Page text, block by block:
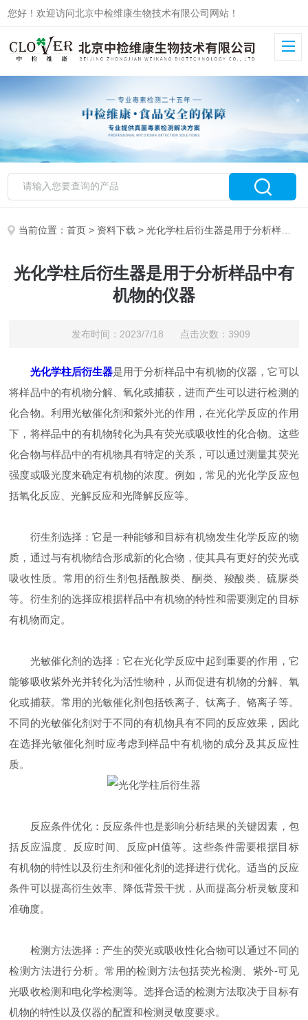
您好！欢迎访问北京中检维康生物技术有限公司网站！
当前位置：首页 > 资料下载 > 光化学柱后衍生器是用于分析样品中有机物的仪器
光化学柱后衍生器是用于分析样品中有
机物的仪器
发布时间：2023/7/18 点击次数：3909
光化学柱后衍生器是用于分析样品中有机物的仪器，它可以
将样品中的有机物分解、氧化或捕获，进而产生可以进行检测的
化合物。利用光敏催化剂和紫外光的作用，在光化学反应的作用
下，将样品中的有机物转化为具有荧光或吸收性的化合物。这些
化合物与样品中的有机物具有特定的关系，可以通过测量其荧光
强度或吸光度来确定有机物的浓度。例如，常见的光化学反应包
括氧化反应、光解反应和光降解反应等。
衍生剂选择：它是一种能够和目标有机物发生化学反应的物
质，通过与有机物结合形成新的化合物，使其具有更好的荧光或
吸收性质。常用的衍生剂包括酰胺类、酮类、羧酸类、硫脲类
等。衍生剂的选择应根据样品中有机物的特性和需要测定的目标
有机物而定。
光敏催化剂的选择：它在光化学反应中起到重要的作用，它
能够吸收紫外光并转化为活性物种，从而促进有机物的分解、氧
化或捕获。常用的光敏催化剂包括铁离子、钛离子、铬离子等。
不同的光敏催化剂对于不同的有机物具有不同的反应效果，因此
在选择光敏催化剂时应考虑到样品中有机物的成分及其反应性
质。
反应条件优化：反应条件也是影响分析结果的关键因素，包
括反应温度、反应时间、反应pH值等。这些条件需要根据目标
有机物的特性以及衍生剂和催化剂的选择进行优化。适当的反应
条件可以提高衍生效率、降低背景干扰，从而提高分析灵敏度和
准确度。
检测方法选择：产生的荧光或吸收性化合物可以通过不同的
检测方法进行分析。常用的检测方法包括荧光检测、紫外-可见
光吸收检测和电化学检测等。选择合适的检测方法取决于目标有
机物的特性以及仪器的配置和检测灵敏度要求。